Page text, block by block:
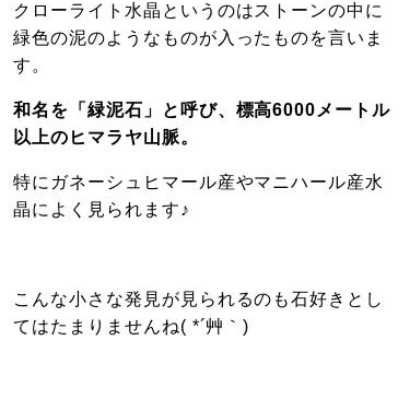
クローライト水晶というのはストーンの中に
緑色の泥のようなものが入ったものを言いま
す。
和名を「緑泥石」と呼び、標高6000メートル
以上のヒマラヤ山脈。
特にガネーシュヒマール産やマニハール産水
晶によく見られます♪
こんな小さな発見が見られるのも石好きとし
てはたまりませんね( *´艸｀)